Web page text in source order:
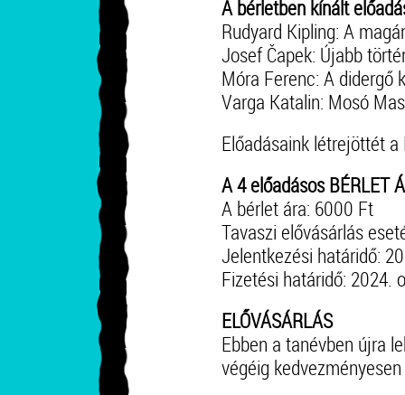
A bérletben kínált
Rudyard Kipling: A
Josef Čapek: Újabb
Móra Ferenc: A didergő
Varga Katalin: Mosó
Előadásaink létrejöttét
A 4 előadásos BÉRLET
A bérlet ára: 6000 Ft
Tavaszi elővásárlás
Jelentkezési határidő:
Fizetési határidő: 2024.
ELŐVÁSÁRLÁS
Ebben a tanévben újra
végéig